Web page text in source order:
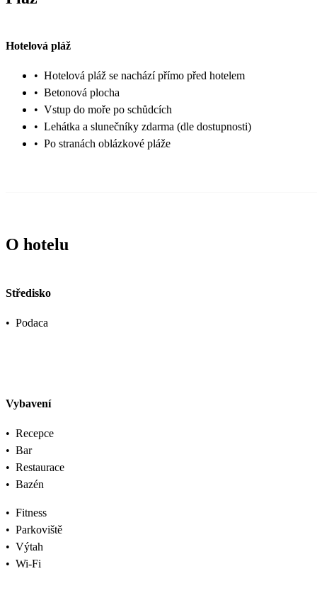
Hotelová pláž
• Hotelová pláž se nachází přímo před hotelem
• Betonová plocha
• Vstup do moře po schůdcích
• Lehátka a slunečníky zdarma (dle dostupnosti)
• Po stranách oblázkové pláže
O hotelu
Středisko
• Podaca
Vybavení
• Recepce
• Bar
• Restaurace
• Bazén
• Fitness
• Parkoviště
• Výtah
• Wi-Fi